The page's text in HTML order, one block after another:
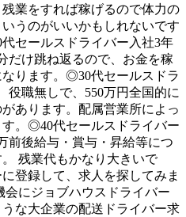
業をすれば稼げるので体力の
うのがいいかもしれないです
セールスドライバー入社3年
だけ跳ね返るので、お金を稼
ります。◎30代セールスドラ
職無しで、550万円全国的に
あります。配属営業所によっ
。◎40代セールスドライバー
後給与・賞与・昇給等につ
残業代もかなり大きいで
登録して、求人を探してみま
会にジョブハウスドライバー
な大企業の配送ドライバー求